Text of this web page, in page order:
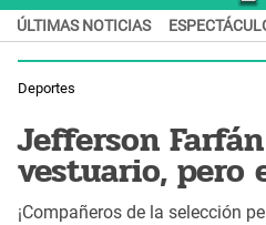
ÚLTIMAS NOTICIAS
Deportes
Jefferson
vestuario, pero
¡Compañeros de la selección